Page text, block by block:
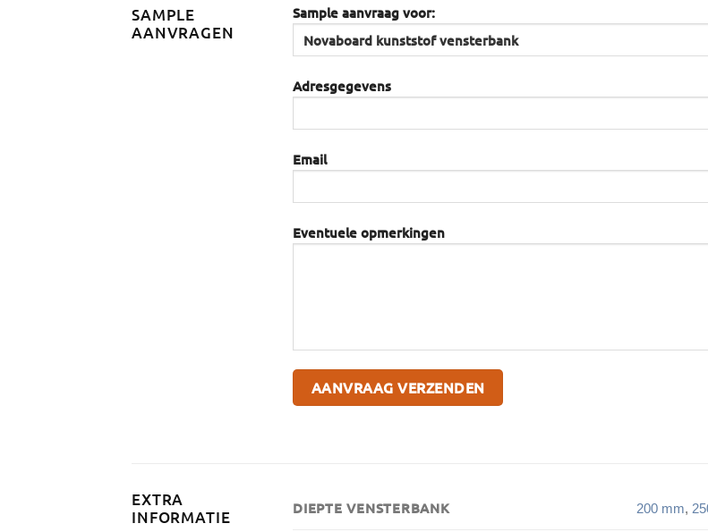
SAMPLE
AANVRAGEN
Sample aanvraag voor:
Adresgegevens
Email
Eventuele opmerkingen
EXTRA
INFORMATIE
DIEPTE VENSTERBANK 200 mm,